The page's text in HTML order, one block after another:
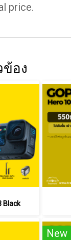
price.
ข้อง
Black
New